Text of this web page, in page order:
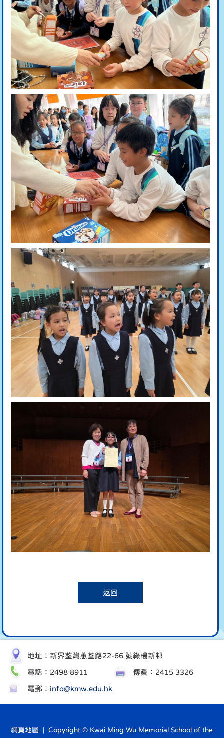
返回
地址：新界荃灣蕙荃路22-66 號綠楊新邨
電話：2498 8911 傳真：2415 3326
電郵： info@kmw.edu.hk
網頁地圖 | Copyright © Kwai Ming Wu Memorial School of the